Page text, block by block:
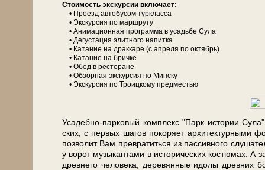
Сто­и­мость экс­кур­сии вклю­ча­ет:
• Проезд ав­то­бу­сом турк­лас­са
• Экс­кур­сия по марш­ру­ту
• Анимационная про­грам­ма в усадь­бе Су­ла
• Де­гу­ста­ция элитного напитка
• Ка­та­ние на драккаре (с апреля по октябрь)
• Ка­та­ние на брич­ке
• Обед в ре­сто­ра­не
• Об­зор­ная экскурсия по Мин­ску
• Экс­кур­сия по Троицкому предместью
Усадебно-парковый ком­плекс "Парк ис­то­рии
ских, с пер­вых ша­гов по­ко­ря­ет
поз­во­лит Вам пре­вра­тить­ся из пас­сив­но­го
у ворот му­зы­кан­та­ми в ис­то­ри­че­ских ко­стю­мах. А
древ­не­го человека, деревянные идолы древ­них